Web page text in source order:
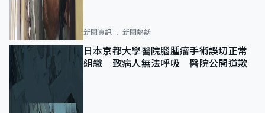
新聞資訊 新聞熱話
日本京都大學醫院腦腫瘤手術誤切正常
組織 致病人無法呼吸 醫院公開道歉